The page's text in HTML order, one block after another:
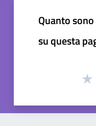
Quanto
su questa